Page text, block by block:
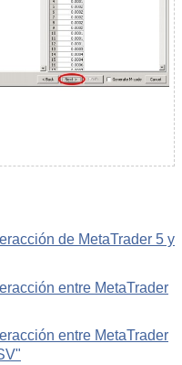
de MetaTrader 5 y
entre MetaTrader
entre MetaTrader